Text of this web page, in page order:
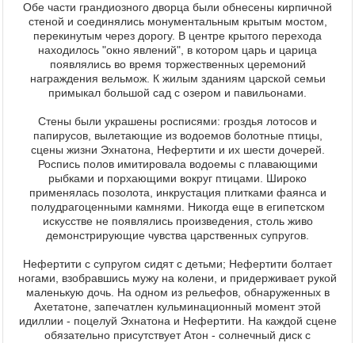
Обе части грандиозного дворца были обнесены кирпичной
стеной и соединялись монументальным крытым мостом,
перекинутым через дорогу. В центре крытого перехода
находилось "окно явлений", в котором царь и царица
появлялись во время торжественных церемоний
награждения вельмож. К жилым зданиям царской семьи
примыкал большой сад с озером и павильонами.
Стены были украшены росписями: гроздья лотосов и
папирусов, вылетающие из водоемов болотные птицы,
сцены жизни Эхнатона, Нефертити и их шести дочерей.
Роспись полов имитировала водоемы с плавающими
рыбками и порхающими вокруг птицами. Широко
применялась позолота, инкрустация плитками фаянса и
полудрагоценными камнями. Никогда еще в египетском
искусстве не появлялись произведения, столь живо
демонстрирующие чувства царственных супругов.
Нефертити с супругом сидят с детьми; Нефертити болтает
ногами, взобравшись мужу на колени, и придерживает рукой
маленькую дочь. На одном из рельефов, обнаруженных в
Ахетатоне, запечатлен кульминационный момент этой
идиллии - поцелуй Эхнатона и Нефертити. На каждой сцене
обязательно присутствует Атон - солнечный диск с